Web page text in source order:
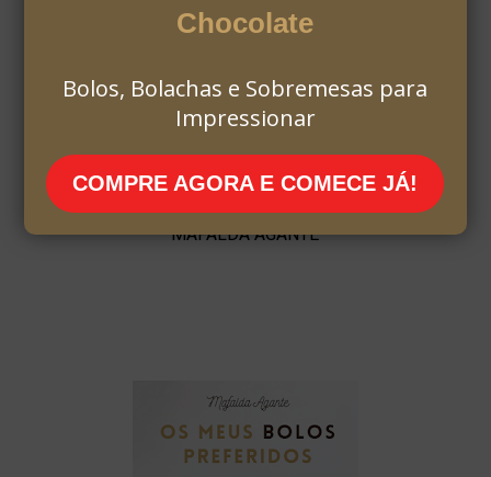
MAFALDA AGANTE
Chocolate
Bolos, Bolachas e Sobremesas para
Impressionar
COMPRE AGORA E COMECE JÁ!